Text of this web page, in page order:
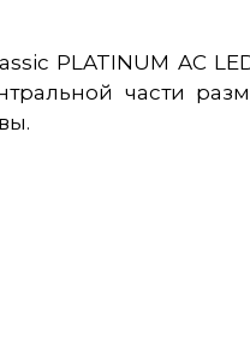
PLATINUM AC
части